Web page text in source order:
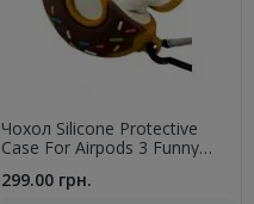
Чохол Silicone Protective
Case For Airpods 3 Funny
299.00 грн.